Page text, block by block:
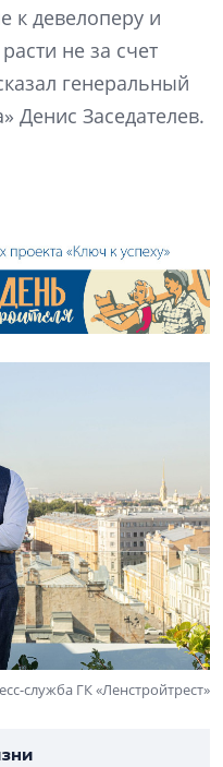
к девелоперу и
не за счет
генеральный
Денис Заседателев.
служба ГК «Ленстройтрест»